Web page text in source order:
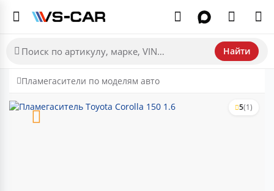
Найти
Пламегасители по моделям авто
5(1)